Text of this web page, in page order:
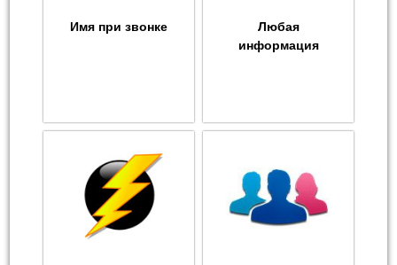
Имя при звонке
Любая
информация